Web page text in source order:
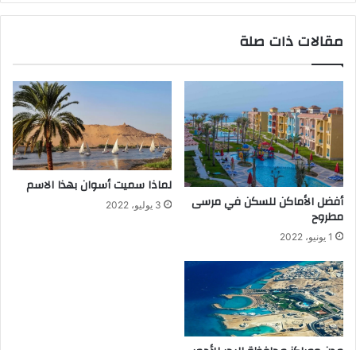
مقالات ذات صلة
أفضل الأماكن للسكن في مرسى
مطروح
1 يونيو، 2022
لماذا سميت أسوان بهذا الاسم
3 يوليو، 2022